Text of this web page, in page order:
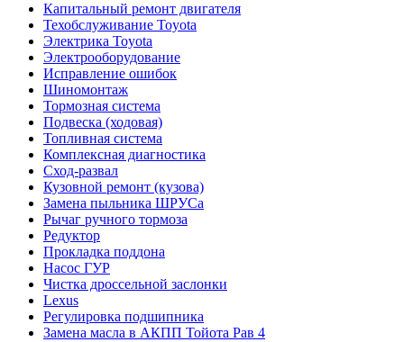
Капитальный ремонт двигателя
Техобслуживание Toyota
Электрика Toyota
Электрооборудование
Исправление ошибок
Шиномонтаж
Тормозная система
Подвеска (ходовая)
Топливная система
Комплексная диагностика
Сход-развал
Кузовной ремонт (кузова)
Замена пыльника ШРУСа
Рычаг ручного тормоза
Редуктор
Прокладка поддона
Насос ГУР
Чистка дроссельной заслонки
Lexus
Регулировка подшипника
Замена масла в АКПП Тойота Рав 4